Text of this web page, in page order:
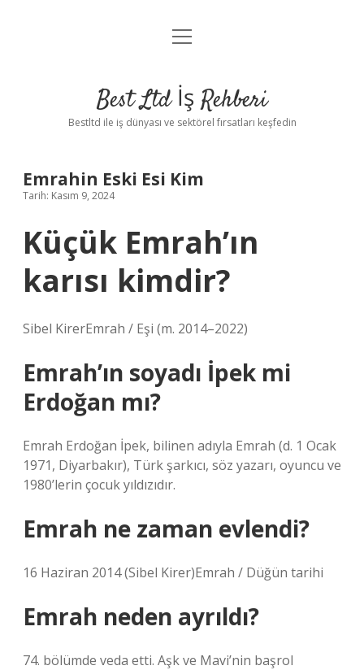
Anasayfa
Yasal Uyarı
menüyü
Best Ltd İş Rehberi
Bestltd ile iş dünyası ve sektörel fırsatları keşfedin
Emrahin Eski Esi Kim
Tarih: Kasım 9, 2024
Küçük Emrah’ın
karısı kimdir?
Sibel KirerEmrah / Eşi (m. 2014–2022)
Emrah’ın soyadı İpek mi
Erdoğan mı?
Emrah Erdoğan İpek, bilinen adıyla Emrah (d. 1 Ocak
1971, Diyarbakır), Türk şarkıcı, söz yazarı, oyuncu ve
1980’lerin çocuk yıldızıdır.
Emrah ne zaman evlendi?
16 Haziran 2014 (Sibel Kirer)Emrah / Düğün tarihi
Emrah neden ayrıldı?
74. bölümde veda etti. Aşk ve Mavi’nin başrol